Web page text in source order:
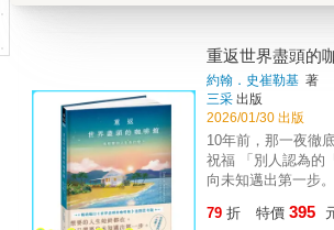
重返世界盡頭的
約翰．史崔勒基 著
三采 出版
2026/01/30 出版
10年前，那一夜徹底改變他的人生；
祝福 「別人認為的『應該』、 『必須』做什麼並不重要， 重要的是用自己想要的方式， 活出想要的人生──」 想要的人生始終都在， 你只需要
向未知邁出第一步。 【國外暢銷佳績/得獎紀錄】 ★熱銷突破200萬冊 ★系列作暢銷全球，超過45種語言 ★作者大推：「我最愛的一本書！」
是，他讓筆下的自己再度
79 折 特價 395